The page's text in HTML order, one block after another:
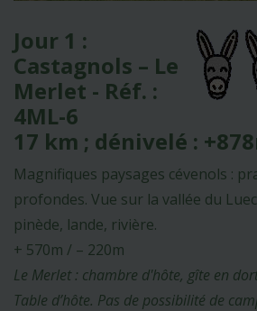
Jour 1 :
Castagnols – Le
Merlet - Réf. :
4ML-6
17 km ; dénivelé :
Magnifiques paysages cévenols :
profondes. Vue sur la vallée du
pinède, lande, rivière.
+ 570m / – 220m
Le Merlet : chambre d'hôte, gîte en
Table d’hôte. Pas de possibilité de